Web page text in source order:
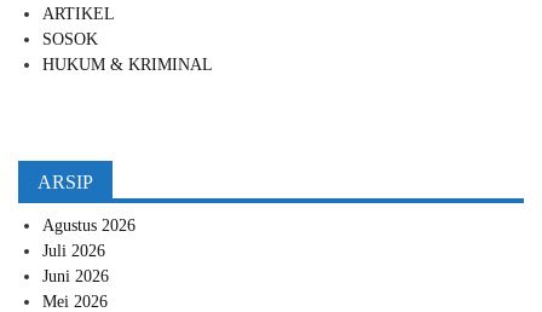
ARTIKEL
SOSOK
HUKUM & KRIMINAL
ARSIP
Agustus 2026
Juli 2026
Juni 2026
Mei 2026